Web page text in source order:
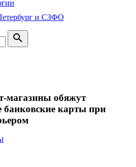
и СЗФО
search
магазины обяжут
банковские карты при